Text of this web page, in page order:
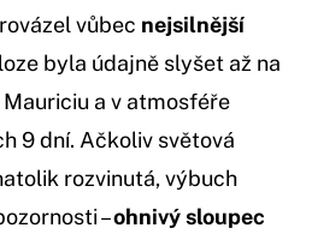
vůbec nejsilnější
byla údajně slyšet až na
a v atmosféře
9 dní. Ačkoliv světová
rozvinutá, výbuch
–ohnivý sloupec